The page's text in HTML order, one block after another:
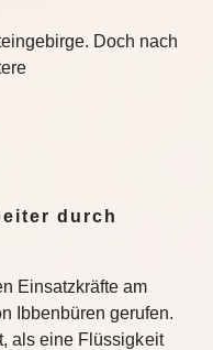
Doch nach
durch
Einsatzkräfte am
Ibbenbüren gerufen.
als eine Flüssigkeit